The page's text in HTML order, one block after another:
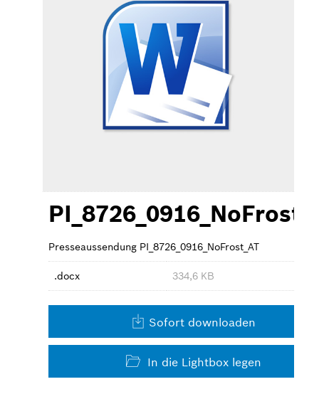
Presseaussendung PI_8726_0916_NoFrost_AT
.docx 334,6 KB
Sofort downloaden
In die Lightbox legen